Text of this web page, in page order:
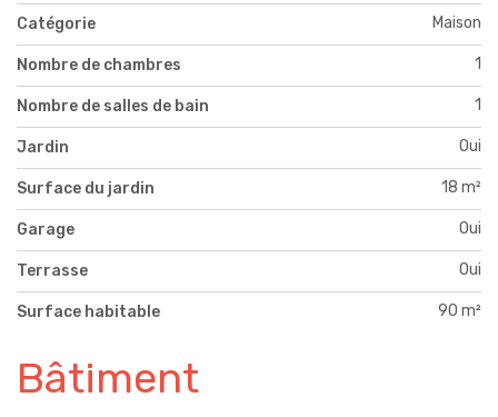
Catégorie Maison
Nombre de chambres 1
Nombre de salles de bain 1
Jardin Oui
Surface du jardin 18 m²
Garage Oui
Terrasse Oui
Surface habitable 90 m²
Bâtiment